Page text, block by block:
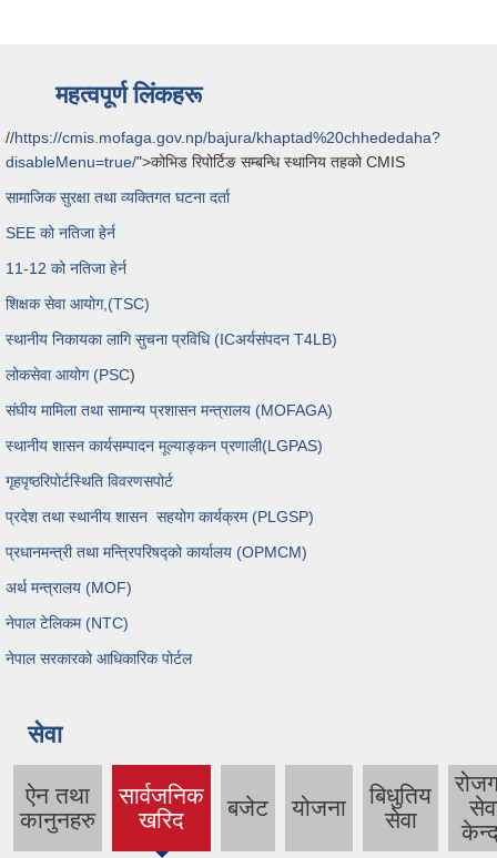
महत्वपूर्ण लिंकहरू
//https://cmis.mofaga.gov.np/bajura/khaptad%20chhededaha?
disableMenu=true/">कोभिड रिपोर्टिङ सम्बन्धि स्थानिय तहको CMIS
सामाजिक सुरक्षा तथा व्यक्तिगत घटना दर्ता
SEE को नतिजा हेर्न
11-12 को नतिजा हेर्न
शिक्षक सेवा आयोग,(TSC)
स्थानीय निकायका लागि सुचना प्रविधि (ICअर्यसंपदन T4LB)
लोकसेवा आयोग (PSC)
संघीय मामिला तथा सामान्य प्रशासन मन्त्रालय (MOFAGA)
स्थानीय शासन कार्यसम्पादन मूल्याङ्कन प्रणाली(LGPAS)
गृहपृष्ठरिपोर्टस्थिति विवरणसपोर्ट
प्रदेश तथा स्थानीय शासन सहयोग कार्यक्रम (PLGSP)
प्रधानमन्त्री तथा मन्त्रिपरिषद्को कार्यालय (OPMCM)
अर्थ मन्त्रालय (MOF)
नेपाल टेलिकम (NTC)
नेपाल सरकारको आधिकारिक पोर्टल
सेवा
ऐन तथा
कानुनहरु
सार्वजनिक
खरिद
(active
बजेट योजना
बिधुतिय
सेवा